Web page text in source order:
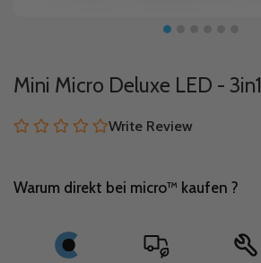
Mini Micro Deluxe LED - 3in1
Write Review
Warum direkt bei micro™ kaufen ?